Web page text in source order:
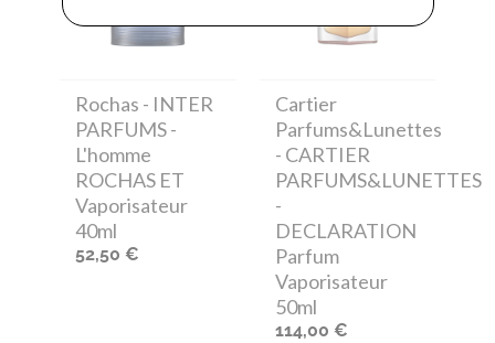
Rochas - INTER
PARFUMS -
L'homme
ROCHAS ET
Vaporisateur
40ml
52,50 €
Cartier
Parfums&Lunettes
- CARTIER
PARFUMS&LUNETTES
-
DECLARATION
Parfum
Vaporisateur
50ml
114,00 €